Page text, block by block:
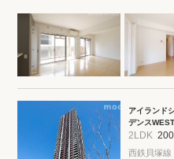
アイランド
デンス
2LDK
西鉄貝塚